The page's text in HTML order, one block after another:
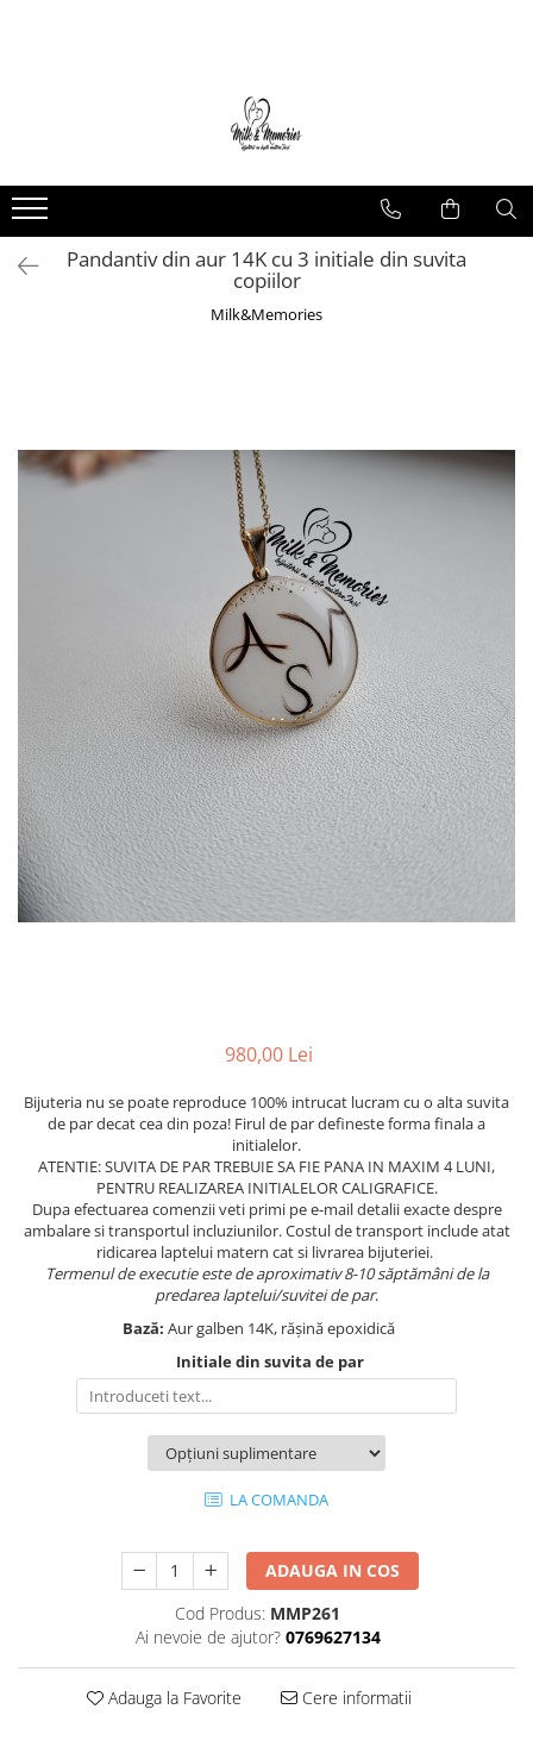
Brățări argint
Brățări șnur
Charm-uri
Inele argint
Pandantive
Pandantiv din aur 14K cu 3 initiale din suvita
copiilor
Milk&Memories
980,00 Lei
Bijuteria nu se poate reproduce 100% intrucat lucram cu o alta suvita
de par decat cea din poza! Firul de par defineste forma finala a
initialelor.
ATENTIE: SUVITA DE PAR TREBUIE SA FIE PANA IN MAXIM 4 LUNI,
PENTRU REALIZAREA INITIALELOR CALIGRAFICE.
Dupa efectuarea comenzii veti primi pe e-mail detalii exacte despre
ambalare si transportul incluziunilor. Costul de transport include atat
ridicarea laptelui matern cat si livrarea bijuteriei.
Termenul de executie este de aproximativ 8-10 săptămâni de la
predarea laptelui/suvitei de par.
Bază: Aur galben 14K, rășină epoxidică
Initiale din suvita de par
LA COMANDA
ADAUGA IN COS
Cod Produs: MMP261
Ai nevoie de ajutor? 0769627134
Adauga la Favorite Cere informatii